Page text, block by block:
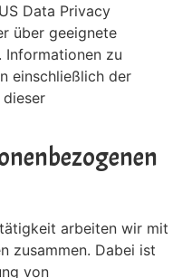
Data Privacy
über geeignete
Informationen zu
einschließlich der
arbeiten wir mit
zusammen. Dabei ist
von